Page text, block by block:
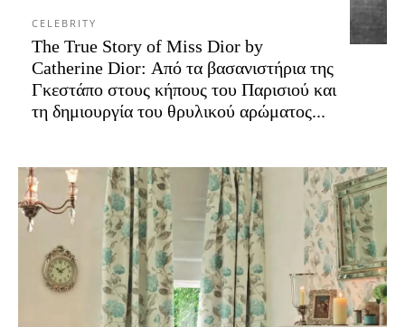
CELEBRITY
The True Story of Miss Dior by
Catherine Dior: Από τα βασανιστήρια της
Γκεστάπο στους κήπους του Παρισιού και
τη δημιουργία του θρυλικού αρώματος...